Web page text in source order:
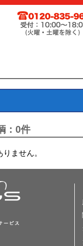
買支援サービスNet-
に全力で取り組みま
：0件
ません。